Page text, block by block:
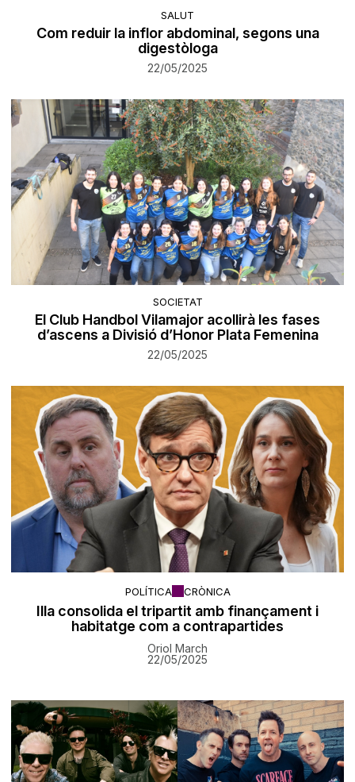
SALUT
Com reduir la inflor abdominal, segons una
digestòloga
22/05/2025
SOCIETAT
El Club Handbol Vilamajor acollirà les fases
d’ascens a Divisió d’Honor Plata Femenina
22/05/2025
POLÍTICA CRÒNICA
Illa consolida el tripartit amb finançament i
habitatge com a contrapartides
Oriol March
22/05/2025